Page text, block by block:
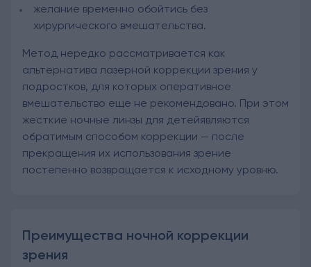
желание временно обойтись без
хирургического вмешательства.
Метод нередко рассматривается как
альтернатива лазерной коррекции зрения у
подростков, для которых оперативное
вмешательство еще не рекомендовано. При этом
жесткие ночные линзы для детейявляются
обратимым способом коррекции — после
прекращения их использования зрение
постепенно возвращается к исходному уровню.
Преимущества ночной коррекции
зрения